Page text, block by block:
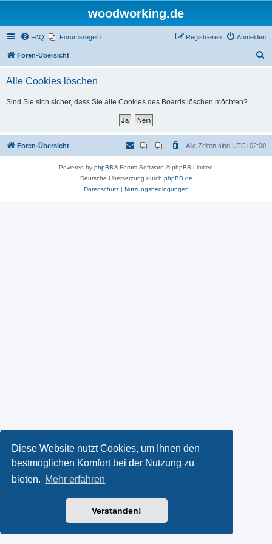
Diese Website nutzt Cookies, um Ihnen den
bestmöglichen Komfort bei der Nutzung zu
bieten. Mehr erfahren
Verstanden!
woodworking.de
FAQ Forumsregeln Anmelden
Registrieren
Foren-Übersicht
Alle Cookies löschen
Sind Sie sich sicher, dass Sie alle Cookies des Boards löschen möchten?
Foren-Übersicht Alle Zeiten sind UTC+02:00
Powered by phpBB® Forum Software © phpBB Limited
Deutsche Übersetzung durch phpBB.de
Datenschutz| Nutzungsbedingungen